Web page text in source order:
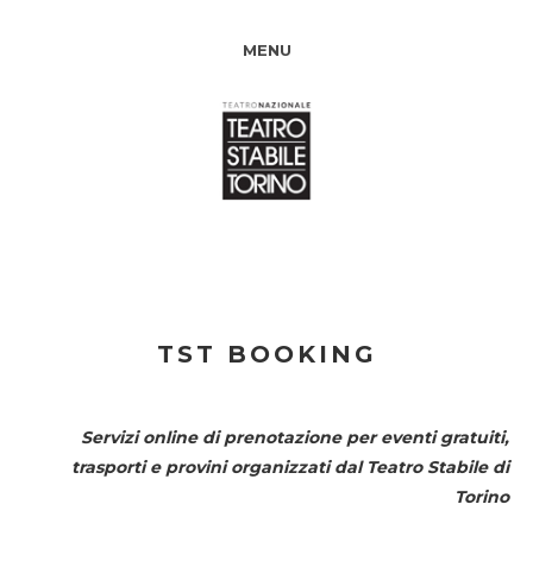
MENU
TST BOOKING
Servizi online di prenotazione per eventi gratuiti,
trasporti e provini organizzati dal Teatro Stabile di
Torino